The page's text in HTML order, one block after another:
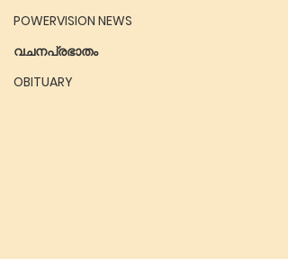
POWERVISION NEWS
വചനപ്രഭാതം
OBITUARY